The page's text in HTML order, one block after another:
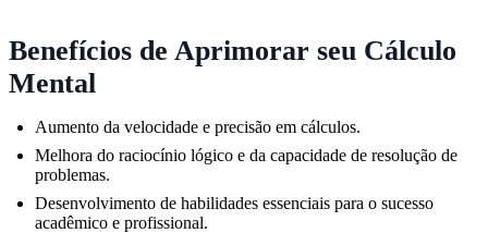
Benefícios de Aprimorar seu Cálculo
Mental
Aumento da velocidade e precisão em cálculos.
Melhora do raciocínio lógico e da capacidade de resolução de
problemas.
Desenvolvimento de habilidades essenciais para o sucesso
acadêmico e profissional.